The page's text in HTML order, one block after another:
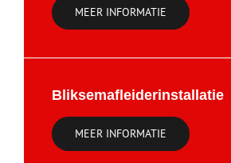
MEER INFORMATIE
Bliksemafleiderinstallatie
MEER INFORMATIE